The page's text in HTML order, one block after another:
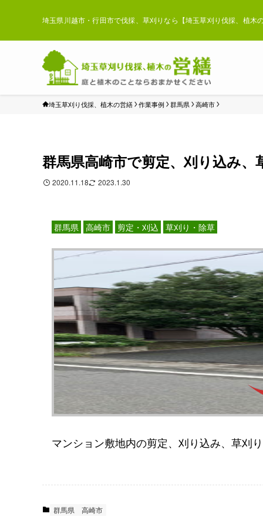
埼玉県川越市・行田市で伐採、草刈りなら【埼玉草刈り伐採、植
埼玉草刈り伐採、植木の営繕 作業事例 群馬県 高崎市
群馬県高崎市で剪定、刈り込み
2020.11.18 2023.1.30
群馬県 高崎市 剪定・刈込 草刈り・除草
マンション敷地内の剪定、刈り込み、草刈
群馬県 高崎市